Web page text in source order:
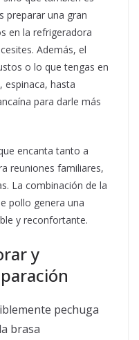
preparar una gran
en la refrigeradora
Además, el
o lo que tengas en
espinaca, hasta
para darle más
encanta tanto a
reuniones familiares,
La combinación de la
pollo genera una
y reconfortante.
y
pechuga
brasa